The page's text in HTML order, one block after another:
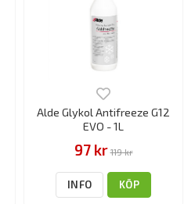
Alde Glykol Antifreeze G12
EVO - 1L
97 kr 119 kr
INFO KÖP